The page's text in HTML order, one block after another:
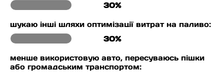
30%
шукаю інші шляхи оптимізації витрат на паливо:
30%
менше використовую авто, пересуваюсь пішки
або громадським транспортом: